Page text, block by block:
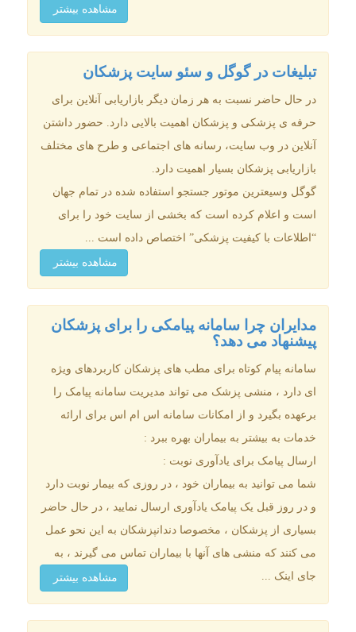
مشاهده بیشتر
تبلیغات در گوگل و سئو سایت پزشکان
در حال حاضر نسبت به هر زمان دیگر بازاریابی آنلاین برای
حرفه ی پزشکی و پزشکان اهمیت بالایی دارد. حضور داشتن
آنلاین در وب سایت، رسانه های اجتماعی و طرح های مختلف
بازاریابی پزشکان بسیار اهمیت دارد.
گوگل وسیعترین موتور جستجو استفاده شده در تمام جهان
است و اعلام کرده است که بخشی از سایت خود را برای
“اطلاعات با کیفیت پزشکی” اختصاص داده است ...
مشاهده بیشتر
مدایران چرا سامانه پیامکی را برای پزشکان
پیشنهاد می دهد؟
سامانه پیام کوتاه برای مطب های پزشکان کاربردهای ویژه
ای دارد ، منشی پزشک می تواند مدیریت سامانه پیامک را
برعهده بگیرد و از امکانات سامانه اس ام اس برای ارائه
خدمات به بیشتر به بیماران بهره ببرد :
ارسال پیامک برای یادآوری نوبت :
شما می توانید به بیماران خود ، در روزی که بیمار نوبت دارد
و در روز قبل یک پیامک یادآوری ارسال نمایید ، در حال حاضر
بسیاری از پزشکان ، مخصوصا دندانپزشکان به این نحو عمل
می کنند که منشی های آنها با بیماران تماس می گیرند ، به
جای اینک ...
مشاهده بیشتر